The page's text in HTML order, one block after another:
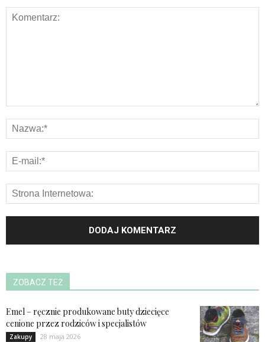
ZOBACZ TEŻ
Emel – ręcznie produkowane buty dziecięce
cenione przez rodziców i specjalistów
Zakupy 28 maja 2026